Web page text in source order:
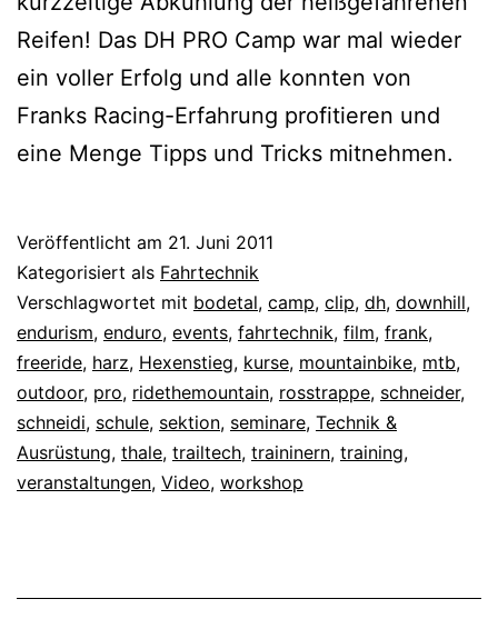
Reifen! Das DH PRO Camp war mal wieder
ein voller Erfolg und alle konnten von
Franks Racing-Erfahrung profitieren und
eine Menge Tipps und Tricks mitnehmen.
Veröffentlicht am 21. Juni 2011
Kategorisiert als Fahrtechnik
Verschlagwortet mit bodetal, camp, clip, dh, downhill,
endurism, enduro, events, fahrtechnik, film, frank,
freeride, harz, Hexenstieg, kurse, mountainbike, mtb,
outdoor, pro, ridethemountain, rosstrappe, schneider,
schneidi, schule, sektion, seminare, Technik &
Ausrüstung, thale, trailtech, traininern, training,
veranstaltungen, Video, workshop